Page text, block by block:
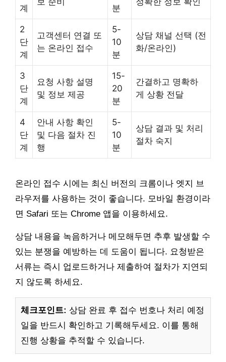
계
분
2
단
계
고객센터 연결 또
는 온라인 접수
5-
10
분
상담 채널 선택 (전
화/온라인)
3
단
계
요청 사항 설명
및 정보 제공
15-
20
분
간결하고 명확하
게 상황 전달
4
단
계
안내 사항 확인
및 다음 절차 진
행
5-
10
분
상담 결과 및 처리
절차 숙지
온라인 접수 시에는 최신 버전의 크롬이나 엣지 브
라우저를 사용하는 것이 좋습니다. 모바일 환경이라
면 Safari 또는 Chrome 앱을 이용하세요.
상담 내용을 녹음하거나 메모해두면 추후 발생할 수
있는 분쟁을 예방하는 데 도움이 됩니다. 요청받은
서류는 즉시 업로드하거나 제출하여 절차가 지연되
지 않도록 하세요.
체크포인트: 상담 완료 후 접수 번호나 처리 예정
일을 반드시 확인하고 기록해두세요. 이를 통해
진행 상황을 추적할 수 있습니다.